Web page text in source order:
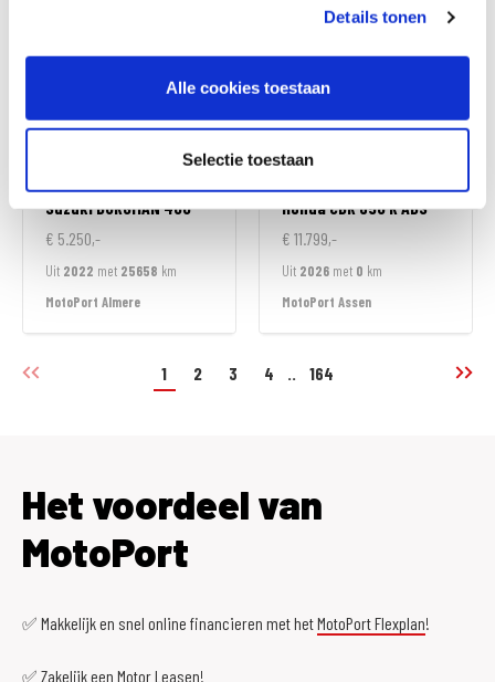
Details tonen
Alle cookies toestaan
Selectie toestaan
SuzukiBURGMAN 400
€ 5.250,-
Uit 2022 met 25658 km
MotoPort Almere
HondaCBR 650 R ABS
€ 11.799,-
Uit 2026 met 0 km
MotoPort Assen
1 2 3 4 .. 164
Het voordeel van
MotoPort
✅ Makkelijk en snel online financieren met hetMotoPort Flexplan!
✅ Zakelijk een Motor Leasen!